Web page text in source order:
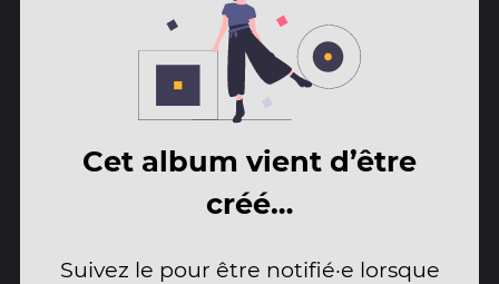
Cet album vient d’être
créé…
Suivez le pour être notifié·e lorsque